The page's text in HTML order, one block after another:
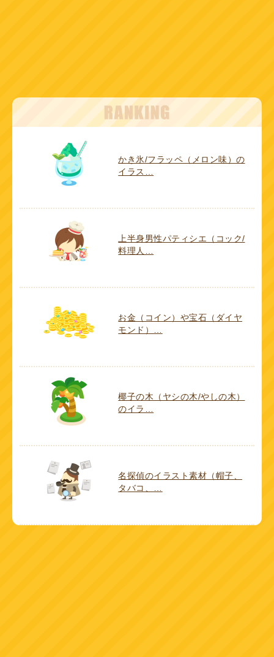
かき氷/フラッペ（メロン味）の
イラス…
上半身男性パティシエ（コック/
料理人…
お金（コイン）や宝石（ダイヤ
モンド）…
椰子の木（ヤシの木/やしの木）
のイラ…
名探偵のイラスト素材（帽子、
タバコ、…